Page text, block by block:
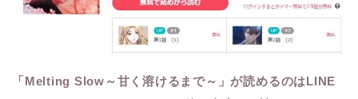
「Melting Slow～甘く溶けるまで～」が読めるのはLINE